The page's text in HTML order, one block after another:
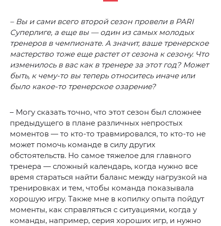
– Вы и сами всего второй сезон провели в PARI
Суперлиге, а еще вы — один из самых молодых
тренеров в чемпионате. А значит, ваше тренерское
мастерство тоже еще растет от сезона к сезону. Что
изменилось в вас как в тренере за этот год? Может
быть, к чему-то вы теперь относитесь иначе или
было какое-то тренерское озарение?
– Могу сказать точно, что этот сезон был сложнее
предыдущего в плане различных непростых
моментов — то кто-то травмировался, то кто-то не
может помочь команде в силу других
обстоятельств. Но самое тяжелое для главного
тренера — сложный календарь, когда нужно все
время стараться найти баланс между нагрузкой на
тренировках и тем, чтобы команда показывала
хорошую игру. Также мне в копилку опыта пойдут
моменты, как справляться с ситуациями, когда у
команды, например, серия хороших игр, и нужно